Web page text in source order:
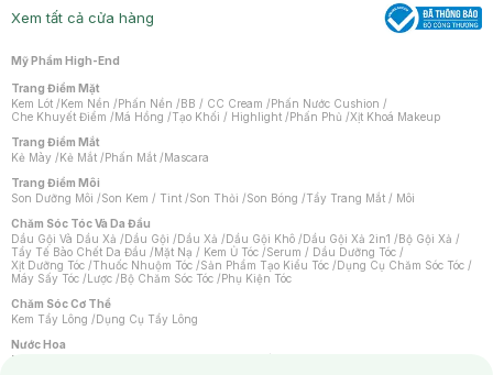
Xem tất cả cửa hàng
Mỹ Phẩm High-End
Trang Điểm Mặt
Kem Lót /Kem Nền /Phấn Nền /BB / CC Cream /Phấn Nước Cushion /
Che Khuyết Điểm /Má Hồng /Tạo Khối / Highlight /Phấn Phủ /Xịt Khoá Makeup
Trang Điểm Mắt
Kẻ Mày /Kẻ Mắt /Phấn Mắt /Mascara
Trang Điểm Môi
Son Dưỡng Môi /Son Kem / Tint /Son Thỏi /Son Bóng /Tẩy Trang Mắt / Môi
Chăm Sóc Tóc Và Da Đầu
Dầu Gội Và Dầu Xả /Dầu Gội /Dầu Xả /Dầu Gội Khô /Dầu Gội Xả 2in1 /Bộ Gội Xả /
Tẩy Tế Bào Chết Da Đầu /Mặt Nạ / Kem Ủ Tóc /Serum / Dầu Dưỡng Tóc /
Xịt Dưỡng Tóc /Thuốc Nhuộm Tóc /Sản Phẩm Tạo Kiểu Tóc /Dụng Cụ Chăm Sóc Tóc /
Máy Sấy Tóc /Lược /Bộ Chăm Sóc Tóc /Phụ Kiện Tóc
Chăm Sóc Cơ Thể
Kem Tẩy Lông /Dụng Cụ Tẩy Lông
Nước Hoa
Nước Hoa Nữ